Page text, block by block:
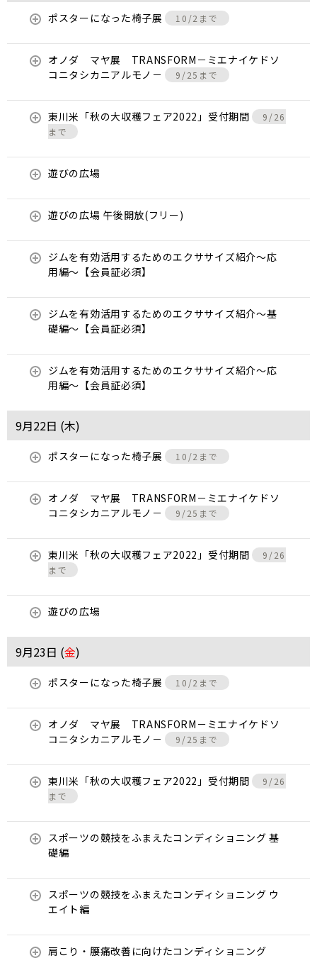
ポスターになった椅子展 10/2まで
オノダ マヤ展 TRANSFORM－ミエナイケドソ
コニタシカニアルモノ－
9/25まで
東川米「秋の大収穫フェア2022」受付期間
9/26
まで
遊びの広場
遊びの広場 午後開放(フリー)
ジムを有効活用するためのエクササイズ紹介〜応
用編〜【会員証必須】
ジムを有効活用するためのエクササイズ紹介〜基
礎編〜【会員証必須】
ジムを有効活用するためのエクササイズ紹介〜応
用編〜【会員証必須】
9月22日 (木)
ポスターになった椅子展 10/2まで
オノダ マヤ展 TRANSFORM－ミエナイケドソ
コニタシカニアルモノ－
9/25まで
東川米「秋の大収穫フェア2022」受付期間
9/26
まで
遊びの広場
9月23日 (金)
ポスターになった椅子展 10/2まで
オノダ マヤ展 TRANSFORM－ミエナイケドソ
コニタシカニアルモノ－
9/25まで
東川米「秋の大収穫フェア2022」受付期間
9/26
まで
スポーツの競技をふまえたコンディショニング 基
礎編
スポーツの競技をふまえたコンディショニング ウ
エイト編
肩こり・腰痛改善に向けたコンディショニング